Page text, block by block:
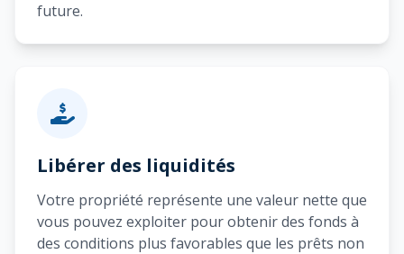
future.
Libérer des liquidités
Votre propriété représente une valeur nette que
vous pouvez exploiter pour obtenir des fonds à
des conditions plus favorables que les prêts non